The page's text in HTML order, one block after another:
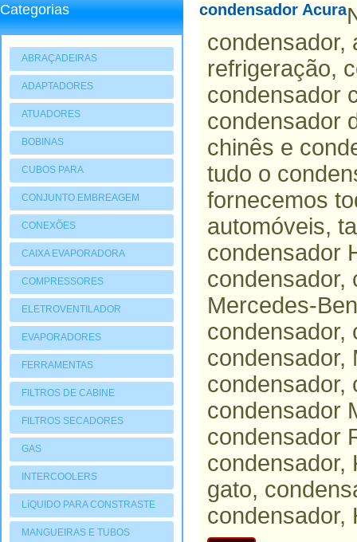
Categorias
ABRAÇADEIRAS
ADAPTADORES
ATUADORES
PNEUMATIOCOS
BOBINAS
CUBOS PARA
COMPRESSORES
CONJUNTO EMBREAGEM
CONEXÕES
CAIXA EVAPORADORA
COMPRESSORES
ELETROVENTILADOR
EVAPORADORES
FERRAMENTAS
FILTROS DE CABINE
FILTROS SECADORES
GAS
INTERCOOLERS
LíQUIDO PARA CONSTRASTE
MANGUEIRAS E TUBOS
condensador Acura
condensador,
refrigeração,
condensador
condensador
chinês e
tudo o
fornecemos
automóveis,
condensador
condensador,
Mercedes-
condensador,
condensador,
condensador,
condensador
condensador
condensador,
gato,
condensador,